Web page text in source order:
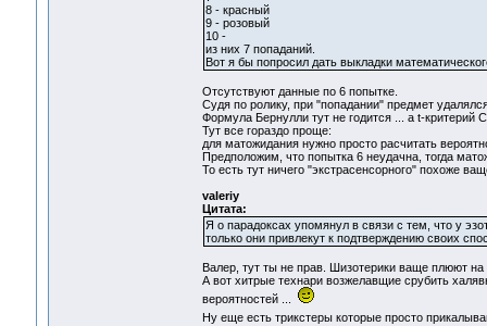
8 - красный
9 - розовый
10 -
из них 7 попаданий.
Вот я бы попросил дать выкладки
Отсутствуют данные по 6 попытке.
Судя по ролику, при "попадании" предмет
Формула Бернулли тут не годится ... а t-критерий
Тут все гораздо проще:
для матожидания нужно просто расчитать
Предположим, что попытка 6 неудачна, тогда
То есть тут ничего "экстрасенсорного" похоже
valeriy
Цитата:
Я о парадоксах упомянул в связи с тем, что у
только они привлекут к подтверждению своих
Валер, тут ты не прав. Шизотерики ваще плюют на
А вот хитрые технари возжелавщие срубить
вероятностей ...
Ну еще есть трикстеры которые просто